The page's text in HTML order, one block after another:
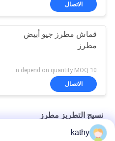
الاتصال
قماش مطرز جيو أبيض
مطرز
Negotiation depend on quantity MOQ:10 ياردة
الاتصال
نسيج التطريز مطرز
الملابس النسائية الدانتيل الأبيض
kathy